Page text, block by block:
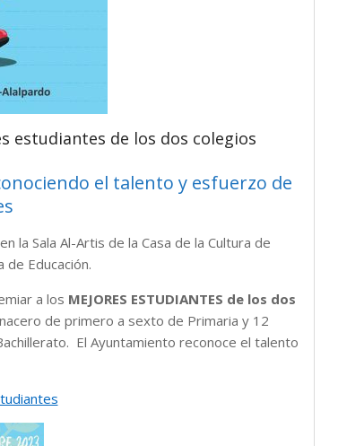
estudiantes de los dos colegios
el talento y esfuerzo de
la Sala Al-Artis de la Casa de la Cultura de
de Educación.
a los MEJORES ESTUDIANTES de los dos
de primero a sexto de Primaria y 12
El Ayuntamiento reconoce el talento